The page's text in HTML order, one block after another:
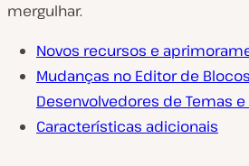
mergulhar.
Novos recursos e
Mudanças no Editor de
Desenvolvedores de Temas
Características adicionais